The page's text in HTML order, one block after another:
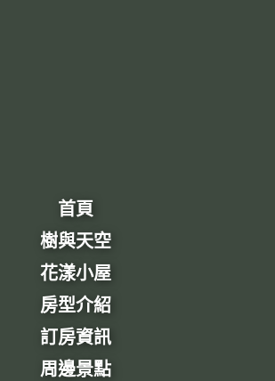
首頁
樹與天空
花漾小屋
房型介紹
訂房資訊
周邊景點